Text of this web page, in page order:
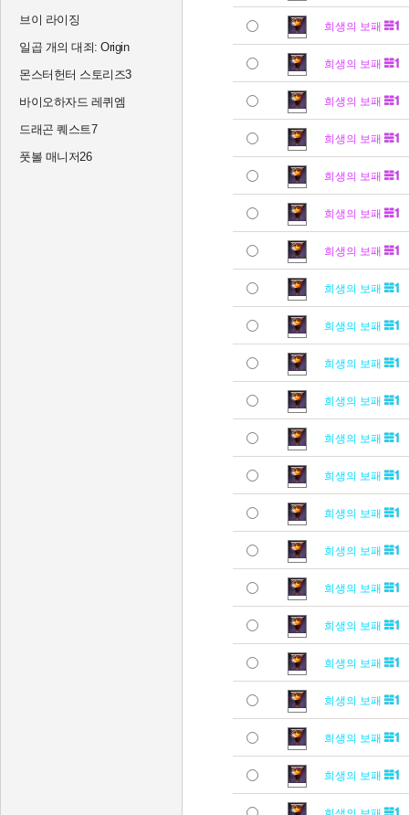
브이 라이징
일곱 개의 대죄: Origin
몬스터헌터 스토리즈3
바이오하자드 레퀴엠
드래곤 퀘스트7
풋볼 매니저26
희생의 보패
희생의 보패
희생의 보패
희생의 보패
희생의 보패
희생의 보패
희생의 보패
희생의 보패
희생의 보패
희생의 보패
희생의 보패
희생의 보패
희생의 보패
희생의 보패
희생의 보패
희생의 보패
희생의 보패
희생의 보패
희생의 보패
희생의 보패
희생의 보패